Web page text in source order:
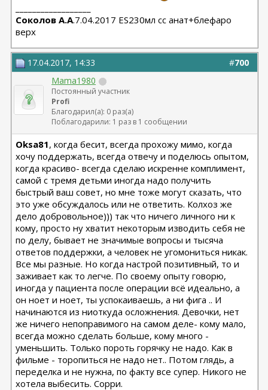
Соколов А.А.7.04.2017 ES230мл сс анат+блефаро
верх
#700
17.04.2017, 14:33
Mama1980
Постоянный участник
Profi
Благодарил(а): 0 раз(а)
Поблагодарили: 1 раз в 1 сообщении
Oksa81, когда бесит, всегда прохожу мимо, когда
хочу поддержать, всегда отвечу и поделюсь опытом,
когда красиво- всегда сделаю искренне комплимент,
самой с тремя детьми иногда надо получить
быстрый ваш совет, но мне тоже могут сказать, что
это уже обсуждалось или не ответить. Колхоз же
дело добровольное))) так что ничего личного ни к
кому, просто ну хватит некоторым изводить себя не
по делу, бывает не значимые вопросы и тысяча
ответов поддержки, а человек не угомониться никак.
Все мы разные. Но когда настрой позитивный, то и
заживает как то легче. По своему опыту говорю,
иногда у пациента после операции всё идеально, а
он ноет и ноет, ты успокаиваешь, а ни фига .. И
начинаются из ниоткуда осложнения. Девочки, нет
же ничего непоправимого на самом деле- кому мало,
всегда можно сделать больше, кому много -
уменьшить. Только пороть горячку не надо. Как в
фильме - торопиться не надо нет.. Потом глядь, а
переделка и не нужна, по факту все супер. Никого не
хотела выбесить. Сорри.